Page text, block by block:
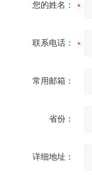
您的姓名：
联系电话：
常用邮箱：
省份：
详细地址：